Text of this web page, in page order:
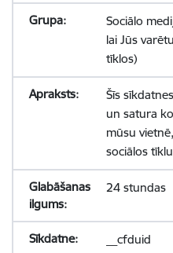
Sociālo
lai Jūs
tīklos)
Šīs
un satura
mūsu
sociālos
24 stundas
__cfduid